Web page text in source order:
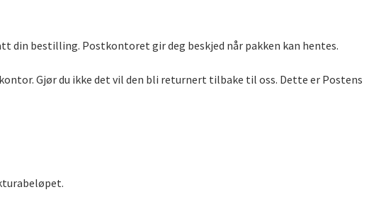
din bestilling. Postkontoret gir deg beskjed når pakken kan hentes.
Gjør du ikke det vil den bli returnert tilbake til oss. Dette er Postens